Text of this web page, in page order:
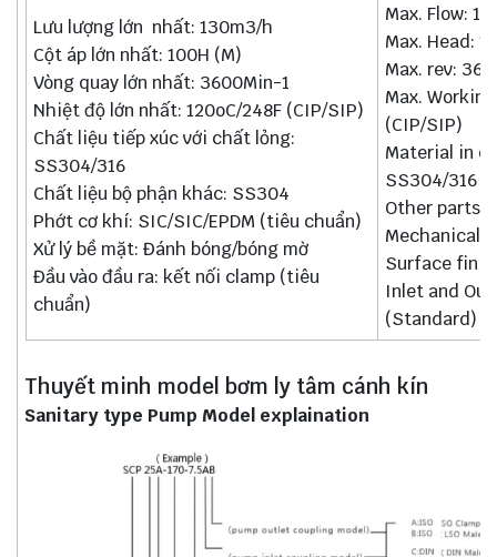
Lưu lượng lớn nhất: 130m3/h
Cột áp lớn nhất: 100H (M)
Vòng quay lớn nhất: 3600Min-1
Nhiệt độ lớn nhất: 120oC/248F (CIP/SIP)
Chất liệu tiếp xúc với chất lỏng:
SS304/316
Chất liệu bộ phận khác: SS304
Phớt cơ khí: SIC/SIC/EPDM (tiêu chuẩn)
Xử lý bề mặt: Đánh bóng/bóng mờ
Đầu vào đầu ra: kết nối clamp (tiêu
chuẩn)
Max. Flow:
Max. Head:
Max. rev:
Max.
(CIP/SIP)
Material in
SS304/316
Other parts:
Mechanical
Surface
Inlet and
(Standard)
Thuyết minh model bơm ly tâm cánh kín
Sanitary type Pump Model explaination